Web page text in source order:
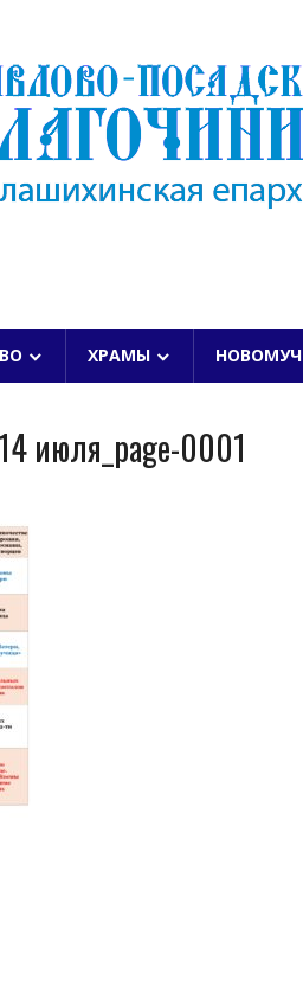
ХРАМЫ
июля_page-0001